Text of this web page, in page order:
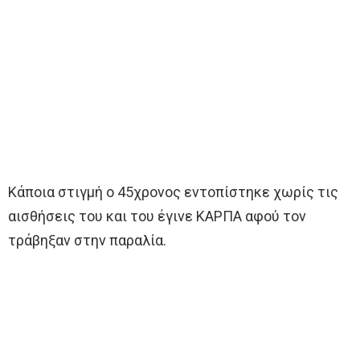
Κάποια στιγμή ο 45χρονος εντοπίστηκε χωρίς τις
αισθήσεις του και του έγινε ΚΑΡΠΑ αφού τον
τράβηξαν στην παραλία.